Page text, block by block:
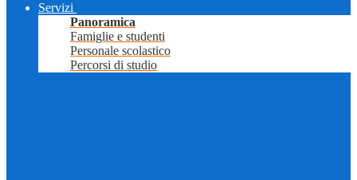
Servizi
Panoramica
Famiglie e studenti
Personale scolastico
Percorsi di studio